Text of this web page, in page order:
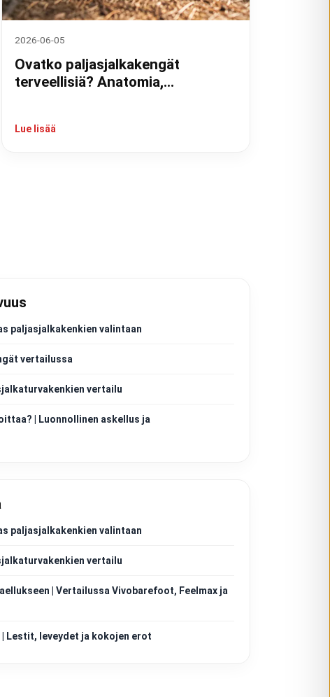
2026-06-05
Ovatko paljasjalkakengät
terveellisiä? Anatomia,
Lue lisää
paljasjalkakenkien valintaan
vertailussa
vertailu
| Luonnollinen askellus ja
paljasjalkakenkien valintaan
vertailu
| Vertailussa Vivobarefoot, Feelmax ja
Lestit, leveydet ja kokojen erot